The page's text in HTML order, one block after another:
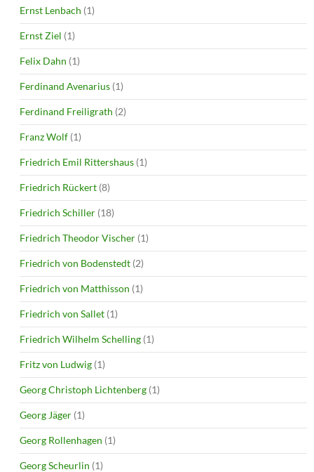
Ernst Lenbach (1)
Ernst Ziel (1)
Felix Dahn (1)
Ferdinand Avenarius (1)
Ferdinand Freiligrath (2)
Franz Wolf (1)
Friedrich Emil Rittershaus (1)
Friedrich Rückert (8)
Friedrich Schiller (18)
Friedrich Theodor Vischer (1)
Friedrich von Bodenstedt (2)
Friedrich von Matthisson (1)
Friedrich von Sallet (1)
Friedrich Wilhelm Schelling (1)
Fritz von Ludwig (1)
Georg Christoph Lichtenberg (1)
Georg Jäger (1)
Georg Rollenhagen (1)
Georg Scheurlin (1)